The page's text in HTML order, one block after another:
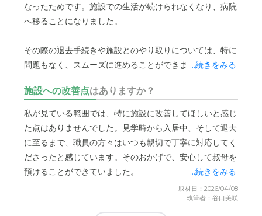
なったためです。施設での生活が続けられなくなり、病院
へ移ることになりました。
その際の退去手続きや施設とのやり取りについては、特に
問題もなく、スムーズに進めることができました。...続きをみる
施設への改善点はありますか？
私が見ている範囲では、特に施設に改善してほしいと感じ
た点はありませんでした。見学時から入居中、そして退去
に至るまで、職員の方々はいつも親切で丁寧に対応してく
ださったと感じています。そのおかげで、安心して叔母を
預けることができていました。
...続きをみる
取材日：2026/04/08
執筆者：谷口美咲